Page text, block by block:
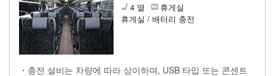
4 열
휴게실
휴게실 / 배터리 충전
・충전 설비는 차량에 따라 상이하며, USB 타입 또는 콘센트